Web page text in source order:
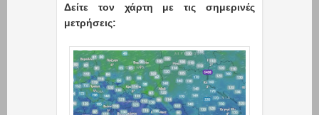
Δείτε τον χάρτη με τις σημερινές
μετρήσεις: